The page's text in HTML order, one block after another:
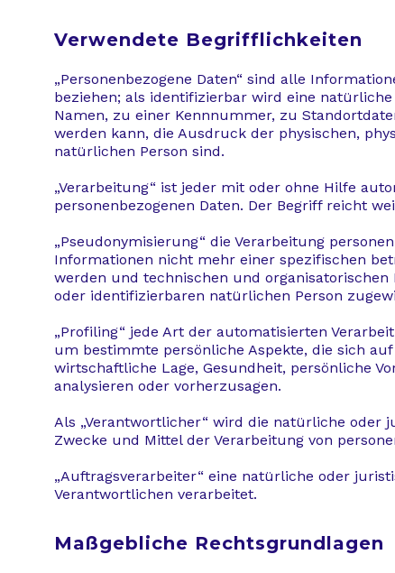
Verwendete Begrifflichkeiten
„Personenbezogene Daten“ sind alle
beziehen; als identifizierbar wird eine
Namen, zu einer Kennnummer, zu
werden kann, die Ausdruck der physischen,
natürlichen Person sind.
„Verarbeitung“ ist jeder mit oder ohne Hilfe
personenbezogenen Daten. Der Begriff reicht
„Pseudonymisierung“ die Verarbeitung
Informationen nicht mehr einer spezifischen
werden und technischen und
oder identifizierbaren natürlichen Person
„Profiling“ jede Art der automatisierten
um bestimmte persönliche Aspekte, die sich
wirtschaftliche Lage, Gesundheit, persönliche
analysieren oder vorherzusagen.
Als „Verantwortlicher“ wird die natürliche oder
Zwecke und Mittel der Verarbeitung von
„Auftragsverarbeiter“ eine natürliche oder
Verantwortlichen verarbeitet.
Maßgebliche Rechtsgrundlagen